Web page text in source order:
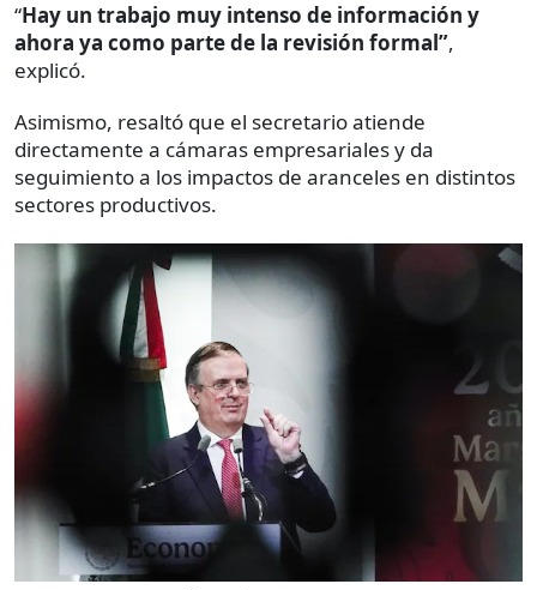
“Hay un trabajo muy intenso de información y
ahora ya como parte de la revisión formal”,
explicó.
Asimismo, resaltó que el secretario atiende
directamente a cámaras empresariales y da
seguimiento a los impactos de aranceles en distintos
sectores productivos.